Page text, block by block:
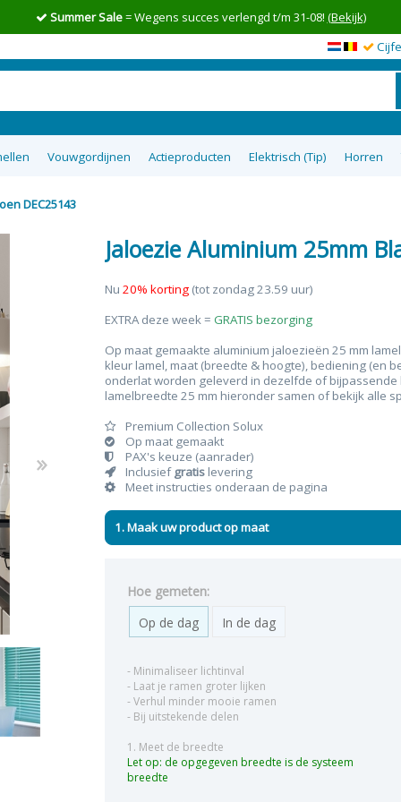
Summer Sale= Wegens succes verlengd t/m 31-08! (Bekijk)
Linnen gordijnen
& plisses Elektrische rolgordijnen
Vouwgordijnen Actieproducten Elektrisch (Tip) Horren
op maat
DEC25143
Jaloezie Aluminium 25mm
Nu 20% korting(tot zondag 23.59 uur)
EXTRA deze week = GRATIS bezorging
Op maat gemaakte aluminium jaloezieën 25 mm
kleur lamel, maat (breedte & hoogte), bediening (en
onderlat worden geleverd in dezelfde of
lamelbreedte 25 mm hieronder samen of bekijk alle
Premium Collection Solux
Op maat gemaakt
PAX's keuze (aanrader)
Inclusiefgratislevering
Meet instructies onderaan de pagina
1. Maak uw product op maat
Hoe gemeten:
Op de dag
In de dag
- Minimaliseer lichtinval
- Laat je ramen groter lijken
- Verhul minder mooie ramen
- Bij uitstekende delen
1. Meet de breedte
Let op: de opgegeven breedte is de systeem
breedte